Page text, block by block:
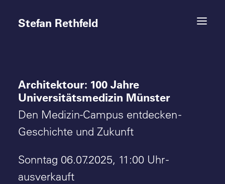
Stefan Rethfeld
Termine
Projekte
Kontakt
Architektour: 100 Jahre
Universitätsmedizin Münster
Den Medizin-Campus entdecken -
Geschichte und Zukunft
Sonntag 06.07.2025, 11:00 Uhr -
ausverkauft